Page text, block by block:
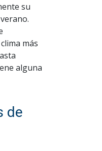
su
más
alguna
de